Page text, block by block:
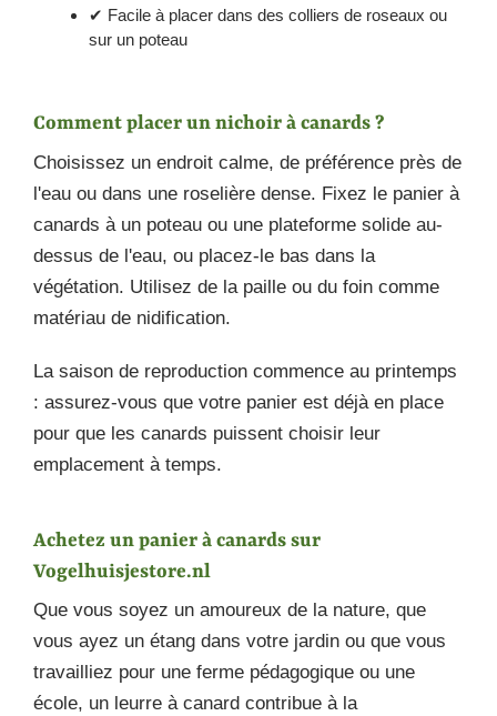
✔ Facile à placer dans des colliers de roseaux ou
sur un poteau
Comment placer un nichoir à canards ?
Choisissez un endroit calme, de préférence près de
l'eau ou dans une roselière dense. Fixez le panier à
canards à un poteau ou une plateforme solide au-
dessus de l'eau, ou placez-le bas dans la
végétation. Utilisez de la paille ou du foin comme
matériau de nidification.
La saison de reproduction commence au printemps
: assurez-vous que votre panier est déjà en place
pour que les canards puissent choisir leur
emplacement à temps.
Achetez un panier à canards sur
Vogelhuisjestore.nl
Que vous soyez un amoureux de la nature, que
vous ayez un étang dans votre jardin ou que vous
travailliez pour une ferme pédagogique ou une
école, un leurre à canard contribue à la